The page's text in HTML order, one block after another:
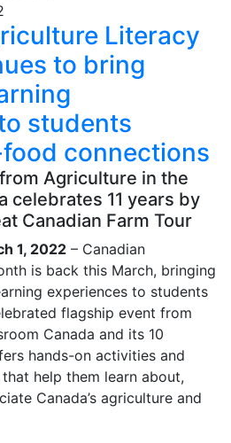
Literacy
to bring
students
connections
Agriculture in the
celebrates 11 years by
Canadian Farm Tour
1, 2022 – Canadian
is back this March, bringing
experiences to students
flagship event from
Canada and its 10
hands-on activities and
help them learn about,
Canada’s agriculture and